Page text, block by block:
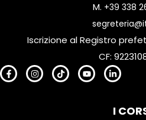
M. +39 338
Iscrizione al Registro
CF:
I